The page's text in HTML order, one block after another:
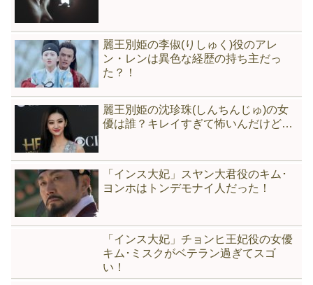
麗王別姫の李俶(りしゅく)役のアレ
ン・レンは異色な経歴の持ち主だっ
た？！
麗王別姫の沈珍珠(しんちんじゅ)の女
優は誰？キレイすぎて怖いんだけど…
「インス大妃」スヤン大君役のキム･
ヨンホはトンデモナイ人だった！
「インス大妃」チョンヒ王妃役の女優
キム･ミスクがベテラン過ぎてスゴ
い！